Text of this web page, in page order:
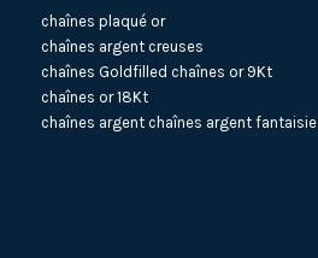
chaînes plaqué or
chaînes argent creuses
chaînes Goldfilled chaînes or 9Kt
chaînes or 18Kt
chaînes argent chaînes argent fantaisie